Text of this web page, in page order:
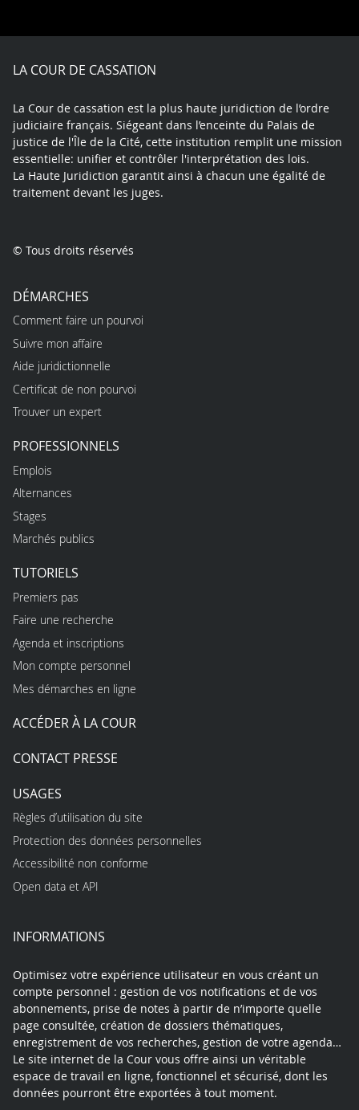
X
FacebookYoutubeLinkedInInstagram
LA COUR DE CASSATION
La Cour de cassation est la plus haute juridiction de l’ordre
judiciaire français. Siégeant dans l’enceinte du Palais de
justice de l'Île de la Cité, cette institution remplit une mission
essentielle: unifier et contrôler l'interprétation des lois.
La Haute Juridiction garantit ainsi à chacun une égalité de
traitement devant les juges.
© Tous droits réservés
DÉMARCHES
Comment faire un pourvoi
Suivre mon affaire
Aide juridictionnelle
Certificat de non pourvoi
Trouver un expert
PROFESSIONNELS
Emplois
Alternances
Stages
Marchés publics
TUTORIELS
Premiers pas
Faire une recherche
Agenda et inscriptions
Mon compte personnel
Mes démarches en ligne
ACCÉDER À LA COUR
CONTACT PRESSE
USAGES
Règles d’utilisation du site
Protection des données personnelles
Accessibilité non conforme
Open data et API
INFORMATIONS
Optimisez votre expérience utilisateur en vous créant un
compte personnel : gestion de vos notifications et de vos
abonnements, prise de notes à partir de n’importe quelle
page consultée, création de dossiers thématiques,
enregistrement de vos recherches, gestion de votre agenda…
Le site internet de la Cour vous offre ainsi un véritable
espace de travail en ligne, fonctionnel et sécurisé, dont les
données pourront être exportées à tout moment.